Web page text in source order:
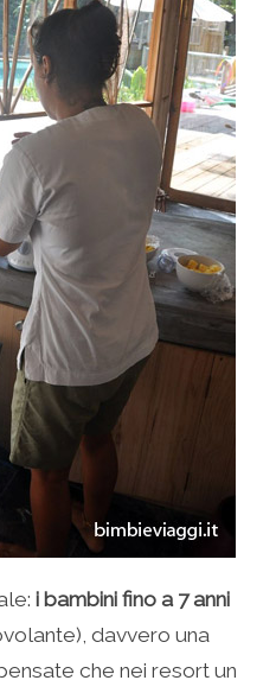
i bambini fino a 7 anni
davvero una
che nei resort un